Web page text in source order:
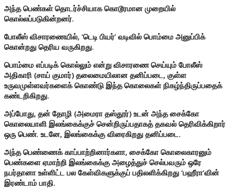
அந்த பெண்கள் தொடர்ச்சியாக கொடூரமான முறையில்
கொல்லப்படுகின்றனர்.
போலீஸ் விசாரணையில், ‘டெடி பியர்’ வடிவில் பொம்மை அனுப்பிக்
கொன்றது தெரிய வருகிறது.
பொம்மை எப்படிக் கொல்லும் என்று விசாரணை செய்யும் போலீஸ்
அதிகாரி (சாய் குமார்) தலைமையிலான தனிப்படை, குள்ள
உருவமுள்ளவர்களைக் கொண்டு இந்த கொலைகள் நிகழ்ந்திருப்பதைக்
கண்டறிகிறது.
அப்போது, தன் தோழி (அமைரா தஸ்தூர்) உடன் அந்த சைக்கோ
கொலையாளி இலங்கைக்குச் சென்றிருப்பதாகத் தகவல் தெரிவிக்கிறார்
ஒரு பெண். உடனே, இலங்கைக்கு விரைகிறது தனிப்படை.
அந்த பெண்ணைக் காப்பாற்றினார்களா, சைக்கோ கொலைகாரனும்
பெண்களை ஏமாற்றி இலங்கைக்கு அழைத்துச் செல்பவரும் ஒரே
நபர்தானா உள்ளிட்ட பல கேள்விகளுக்குப் பதிலளிக்கிறது ‘பஹீரா’வின்
இரண்டாம் பாதி.